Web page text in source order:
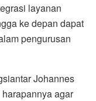
layanan
ke depan dapat
pengurusan
Johannes
agar